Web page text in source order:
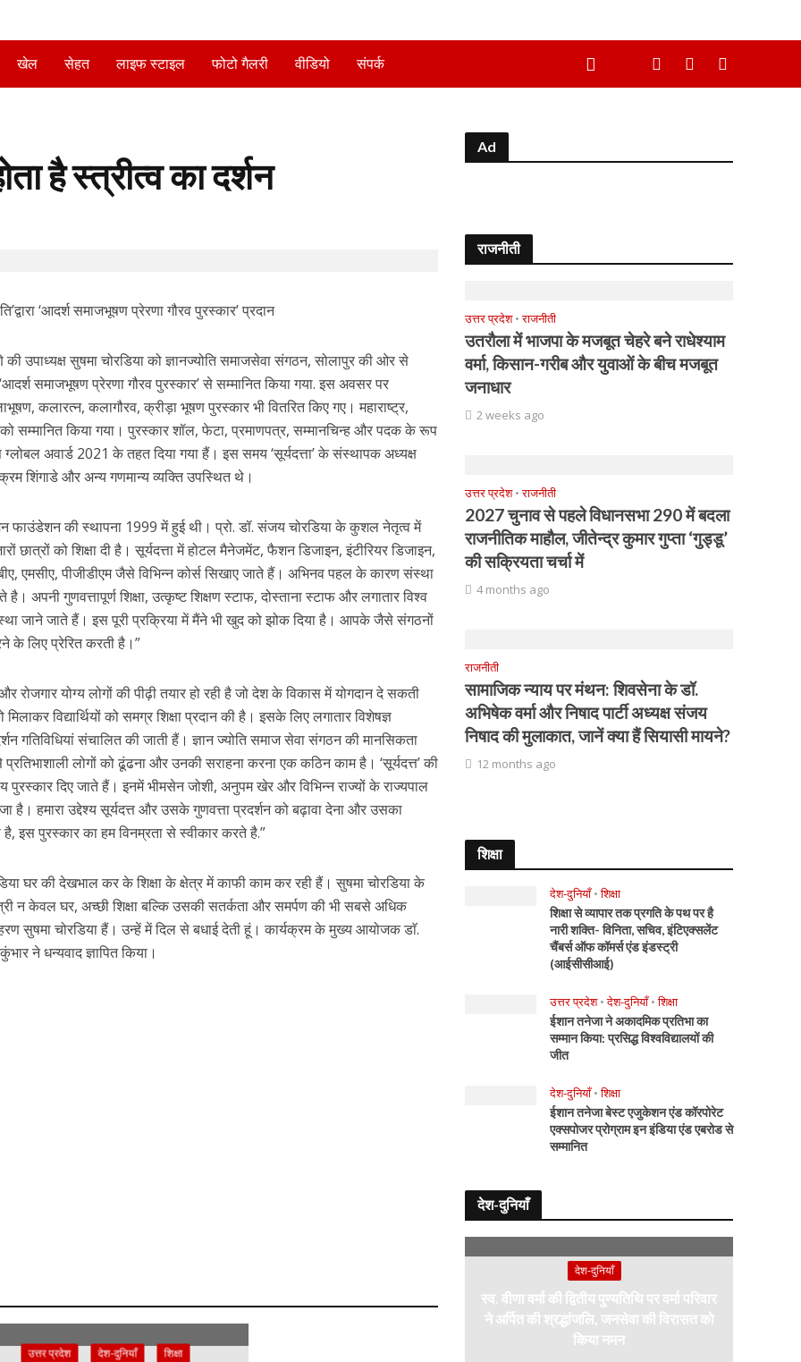
खेल सेहत लाइफ स्टाइल फोटो गैलरी वीडियो संपर्क
है स्त्रीत्व का दर्शन
‘आदर्श समाजभूषण प्रेरणा गौरव पुरस्कार’ प्रदान
उपाध्यक्ष सुषमा चोरडिया को ज्ञानज्योति समाजसेवा संगठन, सोलापुर की ओर से
समाजभूषण प्रेरणा गौरव पुरस्कार’ से सम्मानित किया गया. इस अवसर पर
कलारत्न, कलागौरव, क्रीड़ा भूषण पुरस्कार भी वितरित किए गए। महाराष्ट्र,
को सम्मानित किया गया। पुरस्कार शॉल, फेटा, प्रमाणपत्र, सम्मानचिन्ह और पदक के रूप
अवार्ड 2021 के तहत दिया गया हैं। इस समय ‘सूर्यदत्ता’ के संस्थापक अध्यक्ष
शिंगाडे और अन्य गणमान्य व्यक्ति उपस्थित थे।
फाउंडेशन की स्थापना 1999 में हुई थी। प्रो. डॉ. संजय चोरडिया के कुशल नेतृत्व में
को शिक्षा दी है। सूर्यदत्ता में होटल मैनेजमेंट, फैशन डिजाइन, इंटीरियर डिजाइन,
एमसीए, पीजीडीएम जैसे विभिन्न कोर्स सिखाए जाते हैं। अभिनव पहल के कारण संस्था
अपनी गुणवत्तापूर्ण शिक्षा, उत्कृष्ट शिक्षण स्टाफ, दोस्ताना स्टाफ और लगातार विश्व
जाने जाते हैं। इस पूरी प्रक्रिया में मैंने भी खुद को झोक दिया है। आपके जैसे संगठनों
के लिए प्रेरित करती है।”
रोजगार योग्य लोगों की पीढ़ी तयार हो रही है जो देश के विकास में योगदान दे सकती
विद्यार्थियों को समग्र शिक्षा प्रदान की है। इसके लिए लगातार विशेषज्ञ
गतिविधियां संचालित की जाती हैं। ज्ञान ज्योति समाज सेवा संगठन की मानसिकता
लोगों को ढूंढना और उनकी सराहना करना एक कठिन काम है। ‘सूर्यदत्त’ की
पुरस्कार दिए जाते हैं। इनमें भीमसेन जोशी, अनुपम खेर और विभिन्न राज्यों के राज्यपाल
हमारा उद्देश्य सूर्यदत्त और उसके गुणवत्ता प्रदर्शन को बढ़ावा देना और उसका
इस पुरस्कार का हम विनम्रता से स्वीकार करते है.”
घर की देखभाल कर के शिक्षा के क्षेत्र में काफी काम कर रही हैं। सुषमा चोरडिया के
न केवल घर, अच्छी शिक्षा बल्कि उसकी सतर्कता और समर्पण की भी सबसे अधिक
सुषमा चोरडिया हैं। उन्हें में दिल से बधाई देती हूं। कार्यक्रम के मुख्य आयोजक डाॅ.
ने धन्यवाद ज्ञापित किया।
उत्तर प्रदेश देश-दुनियाँ शिक्षा
Ad
राजनीती
उत्तर प्रदेश • राजनीती
उतरौला में भाजपा के मजबूत चेहरे बने राधेश्याम
वर्मा, किसान-गरीब और युवाओं के बीच मजबूत
जनाधार
2 weeks ago
उत्तर प्रदेश • राजनीती
2027 चुनाव से पहले विधानसभा 290 में बदला
राजनीतिक माहौल, जीतेन्द्र कुमार गुप्ता ‘गुड्डू’
की सक्रियता चर्चा में
4 months ago
राजनीती
सामाजिक न्याय पर मंथन: शिवसेना के डॉ.
अभिषेक वर्मा और निषाद पार्टी अध्यक्ष संजय
निषाद की मुलाकात, जानें क्या हैं सियासी मायने?
12 months ago
शिक्षा
देश-दुनियाँ • शिक्षा
शिक्षा से व्यापार तक प्रगति के पथ पर है
नारी शक्ति- विनिता, सचिव, इंटिएक्सलेंट
चैंबर्स ऑफ कॉमर्स एंड इंडस्ट्री
(आईसीसीआई)
उत्तर प्रदेश • देश-दुनियाँ • शिक्षा
ईशान तनेजा ने अकादमिक प्रतिभा का
सम्मान किया: प्रसिद्ध विश्वविद्यालयों की
जीत
देश-दुनियाँ • शिक्षा
ईशान तनेजा बेस्ट एजुकेशन एंड कॉरपोरेट
एक्सपोजर प्रोग्राम इन इंडिया एंड एबरोड से
सम्मानित
देश-दुनियाँ
देश-दुनियाँ
स्व. वीणा वर्मा की द्वितीय पुण्यतिथि पर वर्मा परिवार
ने अर्पित की श्रद्धांजलि, जनसेवा की विरासत को
किया नमन